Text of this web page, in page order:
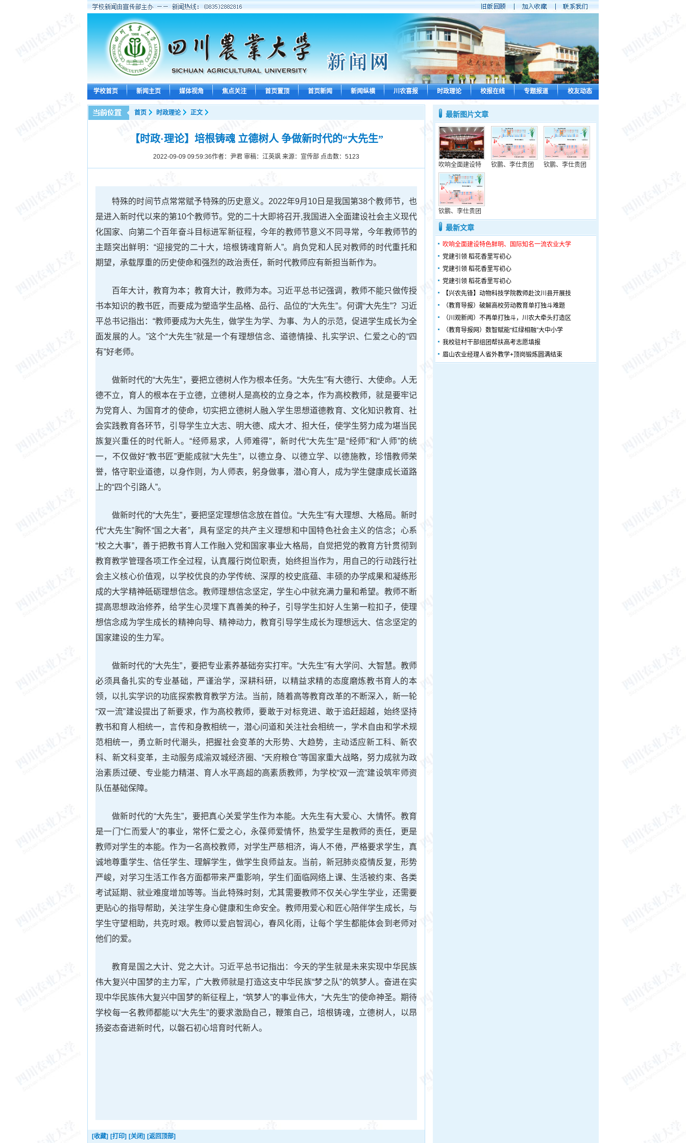
学校首页 新闻主页 媒体视角 焦点关注 首页置顶 首页新闻 新闻纵横 川农喜报 时政理论 校报在线 专题报道 校友动态
首页 时政理论 正文
【时政·理论】培根铸魂 立德树人 争做新时代的“大先生”
2022-09-09 09:59:36作者：尹君 审稿：江英飒 来源：宣传部 点击数： 5123
特殊的时间节点常常赋予特殊的历史意义。2022年9月10日是我国第38个教师节，也
是进入新时代以来的第10个教师节。党的二十大即将召开,我国进入全面建设社会主义现代
化国家、向第二个百年奋斗目标进军新征程，今年的教师节意义不同寻常，今年教师节的
主题突出鲜明：“迎接党的二十大，培根铸魂育新人”。肩负党和人民对教师的时代重托和
期望，承载厚重的历史使命和强烈的政治责任，新时代教师应有新担当新作为。
百年大计，教育为本；教育大计，教师为本。习近平总书记强调，教师不能只做传授
书本知识的教书匠，而要成为塑造学生品格、品行、品位的“大先生”。何谓“大先生”？习近
平总书记指出：“教师要成为大先生，做学生为学、为事、为人的示范，促进学生成长为全
面发展的人。”这个“大先生”就是一个有理想信念、道德情操、扎实学识、仁爱之心的“四
有”好老师。
做新时代的“大先生”，要把立德树人作为根本任务。“大先生”有大德行、大使命。人无
德不立，育人的根本在于立德，立德树人是高校的立身之本，作为高校教师，就是要牢记
为党育人、为国育才的使命，切实把立德树人融入学生思想道德教育、文化知识教育、社
会实践教育各环节，引导学生立大志、明大德、成大才、担大任，使学生努力成为堪当民
族复兴重任的时代新人。“经师易求，人师难得”，新时代“大先生”是“经师”和“人师”的统
一，不仅做好“教书匠”更能成就“大先生”，以德立身、以德立学、以德施教，珍惜教师荣
誉，恪守职业道德，以身作则，为人师表，躬身做事，潜心育人，成为学生健康成长道路
上的“四个引路人”。
做新时代的“大先生”，要把坚定理想信念放在首位。“大先生”有大理想、大格局。新时
代“大先生”胸怀“国之大者”，具有坚定的共产主义理想和中国特色社会主义的信念；心系
“校之大事”，善于把教书育人工作融入党和国家事业大格局，自觉把党的教育方针贯彻到
教育教学管理各项工作全过程，认真履行岗位职责，始终担当作为，用自己的行动践行社
会主义核心价值观，以学校优良的办学传统、深厚的校史底蕴、丰硕的办学成果和凝练形
成的大学精神砥砺理想信念。教师理想信念坚定，学生心中就充满力量和希望。教师不断
提高思想政治修养，给学生心灵埋下真善美的种子，引导学生扣好人生第一粒扣子，使理
想信念成为学生成长的精神向导、精神动力，教育引导学生成长为理想远大、信念坚定的
国家建设的生力军。
做新时代的“大先生”，要把专业素养基础夯实打牢。“大先生”有大学问、大智慧。教师
必须具备扎实的专业基础，严谨治学，深耕科研，以精益求精的态度磨炼教书育人的本
领，以扎实学识的功底探索教育教学方法。当前，随着高等教育改革的不断深入，新一轮
“双一流”建设提出了新要求，作为高校教师，要敢于对标竞进、敢于追赶超越，始终坚持
教书和育人相统一，言传和身教相统一，潜心问道和关注社会相统一，学术自由和学术规
范相统一，勇立新时代潮头，把握社会变革的大形势、大趋势，主动适应新工科、新农
科、新文科变革，主动服务成渝双城经济圈、“天府粮仓”等国家重大战略，努力成就为政
治素质过硬、专业能力精湛、育人水平高超的高素质教师，为学校“双一流”建设筑牢师资
队伍基础保障。
做新时代的“大先生”，要把真心关爱学生作为本能。大先生有大爱心、大情怀。教育
是一门“仁而爱人”的事业，常怀仁爱之心，永葆师爱情怀，热爱学生是教师的责任，更是
教师对学生的本能。作为一名高校教师，对学生严慈相济，诲人不倦，严格要求学生，真
诚地尊重学生、信任学生、理解学生，做学生良师益友。当前，新冠肺炎疫情反复，形势
严峻，对学习生活工作各方面都带来严重影响，学生们面临网络上课、生活被约束、各类
考试延期、就业难度增加等等。当此特殊时刻，尤其需要教师不仅关心学生学业，还需要
更贴心的指导帮助，关注学生身心健康和生命安全。教师用爱心和匠心陪伴学生成长，与
学生守望相助，共克时艰。教师以爱启智润心，春风化雨，让每个学生都能体会到老师对
他们的爱。
教育是国之大计、党之大计。习近平总书记指出：今天的学生就是未来实现中华民族
伟大复兴中国梦的主力军，广大教师就是打造这支中华民族“梦之队”的筑梦人。奋进在实
现中华民族伟大复兴中国梦的新征程上，“筑梦人”的事业伟大，“大先生”的使命神圣。期待
学校每一名教师都能以“大先生”的要求激励自己，鞭策自己，培根铸魂，立德树人，以昂
扬姿态奋进新时代，以磐石初心培育时代新人。
[收藏] [打印] [关闭] [返回顶部]
最新图片文章
吹响全面建设特 钦鹏、李仕贵团 钦鹏、李仕贵团
钦鹏、李仕贵团
最新文章
吹响全面建设特色鲜明、国际知名一流农业大学
党建引领 稻花香里写初心
党建引领 稻花香里写初心
党建引领 稻花香里写初心
【兴农先锋】动物科技学院教师赴汶川县开展技
（教育导报）破解高校劳动教育单打独斗难题
（川观新闻）不再单打独斗，川农大牵头打造区
（教育导报网）数智赋能“红绿相融”大中小学
我校驻村干部组团帮扶高考志愿填报
眉山农业经理人省外教学+顶岗锻炼圆满结束